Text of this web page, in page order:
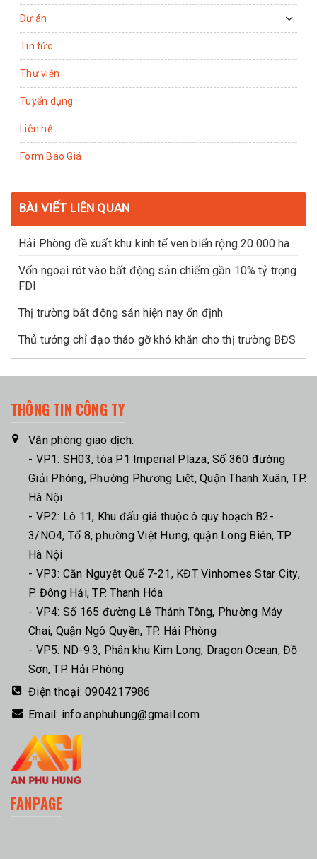
Dự án
Tin tức
Thư viện
Tuyển dụng
Liên hệ
Form Báo Giá
BÀI VIẾT LIÊN QUAN
Hải Phòng đề xuất khu kinh tế ven biển rộng 20.000 ha
Vốn ngoại rót vào bất động sản chiếm gần 10% tỷ trọng
FDI
Thị trường bất động sản hiện nay ổn định
Thủ tướng chỉ đạo tháo gỡ khó khăn cho thị trường BĐS
THÔNG TIN CÔNG TY
Văn phòng giao dịch:
- VP1: SH03, tòa P1 Imperial Plaza, Số 360 đường
Giải Phóng, Phường Phương Liệt, Quận Thanh Xuân, TP.
Hà Nội
- VP2: Lô 11, Khu đấu giá thuộc ô quy hoạch B2-
3/NO4, Tổ 8, phường Việt Hưng, quận Long Biên, TP.
Hà Nội
- VP3: Căn Nguyệt Quế 7-21, KĐT Vinhomes Star City,
P. Đông Hải, TP. Thanh Hóa
- VP4: Số 165 đường Lê Thánh Tông, Phường Máy
Chai, Quận Ngô Quyền, TP. Hải Phòng
- VP5: ND-9.3, Phân khu Kim Long, Dragon Ocean, Đồ
Sơn, TP. Hải Phòng
Điện thoại: 0904217986
Email: info.anphuhung@gmail.com
FANPAGE